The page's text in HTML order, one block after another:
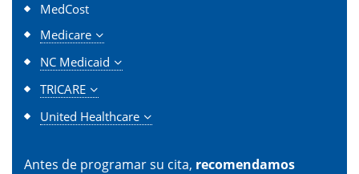
MedCost
Medicare
NC Medicaid
TRICARE
United Healthcare
Antes de programar su cita, recomendamos